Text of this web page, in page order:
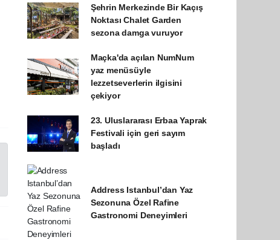
Şehrin Merkezinde Bir Kaçış
Noktası Chalet Garden
sezona damga vuruyor
Maçka'da açılan NumNum
yaz menüsüyle
lezzetseverlerin ilgisini
çekiyor
23. Uluslararası Erbaa Yaprak
Festivali için geri sayım
başladı
Address Istanbul’dan Yaz
Sezonuna Özel Rafine
Gastronomi Deneyimleri